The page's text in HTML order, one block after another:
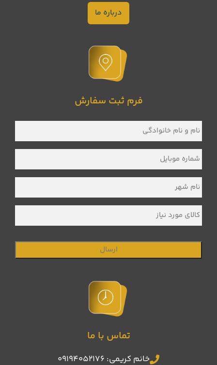
درباره ما
فرم ثبت سفارش
نام
و
نام
خانوادگی *
شماره
موبایل *
نام
شهر *
کالای
مورد
نیاز
تماس با ما
خانم کریمی: 09194052176